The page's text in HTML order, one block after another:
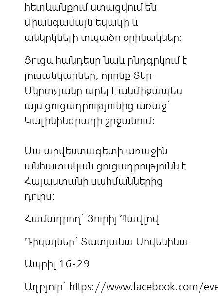
հետևանքում ստացվում են
միանգամայն եզակի և
անկրկնելի տպածո օրինակներ։
Ցուցահանդեսը նաև ընդգրկում է
լուսանկարներ, որոնք Տեր-
Մկրտչյանը արել է անմիջապես
այս ցուցադրությունից առաջ`
Կալինինգրադի շրջանում։
Սա արվեստագետի առաջին
անհատական ցուցադրությունն է
Հայաստանի սահմաններից
դուրս։
Համադրող` Յուրիյ Պավլով
Դիզայներ` Տատյանա Սովենինա
Ապրիլ 16-29
Աղբյուր` https://www.facebook.com/